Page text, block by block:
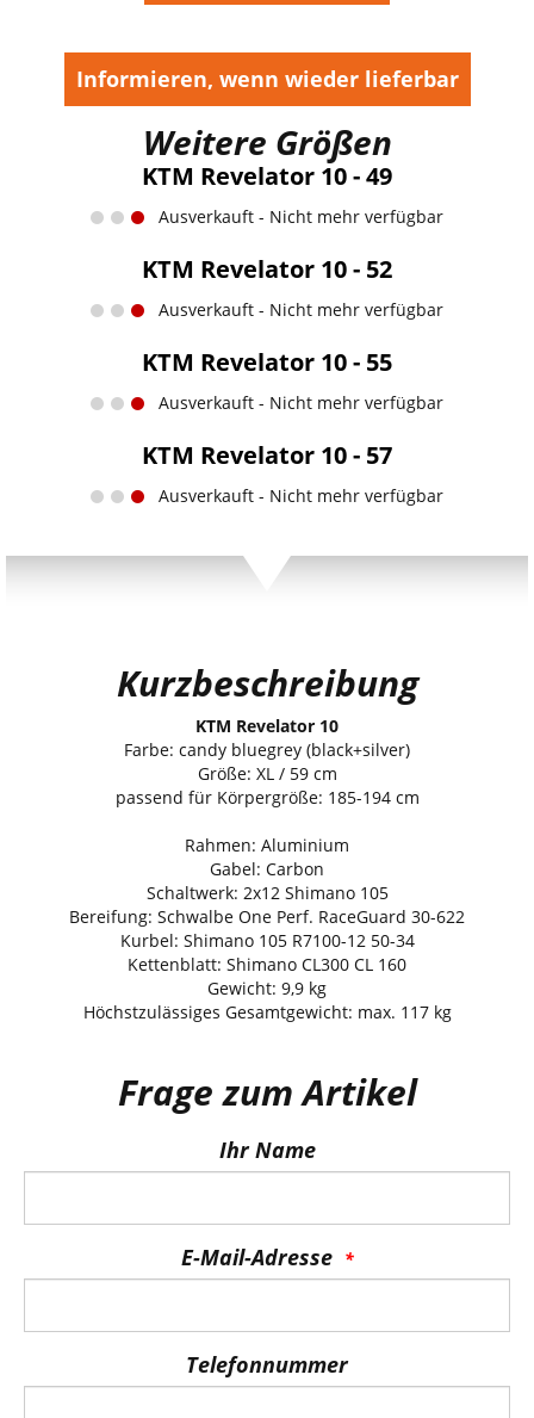
Informieren, wenn wieder lieferbar
Weitere Größen
KTM Revelator 10 - 49
Ausverkauft - Nicht mehr verfügbar
KTM Revelator 10 - 52
Ausverkauft - Nicht mehr verfügbar
KTM Revelator 10 - 55
Ausverkauft - Nicht mehr verfügbar
KTM Revelator 10 - 57
Ausverkauft - Nicht mehr verfügbar
Kurzbeschreibung
KTM Revelator 10
Farbe: candy bluegrey (black+silver)
Größe: XL / 59 cm
passend für Körpergröße: 185-194 cm
Rahmen: Aluminium
Gabel: Carbon
Schaltwerk: 2x12 Shimano 105
Bereifung: Schwalbe One Perf. RaceGuard 30-622
Kurbel: Shimano 105 R7100-12 50-34
Kettenblatt: Shimano CL300 CL 160
Gewicht: 9,9 kg
Höchstzulässiges Gesamtgewicht: max. 117 kg
Frage zum Artikel
Ihr Name
E-Mail-Adresse
Telefonnummer